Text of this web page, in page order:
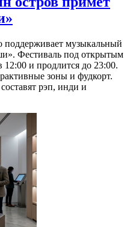
поддерживает музыкальный
Фестиваль под открытым
12:00 и продлится до 23:00.
зоны и фудкорт.
рэп, инди и